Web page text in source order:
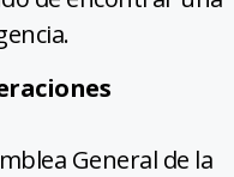
General de la